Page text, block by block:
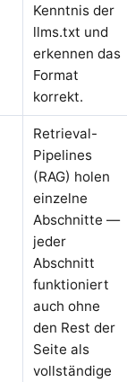
Kenntnis der
llms.txt und
erkennen das
Format
korrekt.
Retrieval-
Pipelines
(RAG) holen
einzelne
Abschnitte —
jeder
Abschnitt
funktioniert
auch ohne
den Rest der
Seite als
vollständige